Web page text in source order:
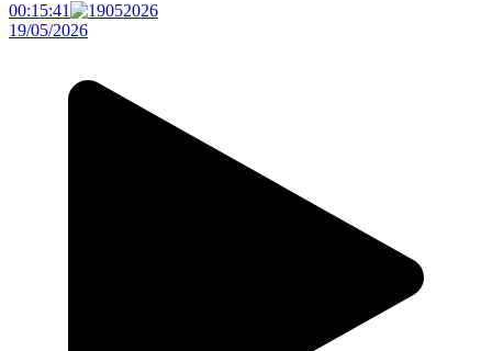
00:15:41
19/05/2026